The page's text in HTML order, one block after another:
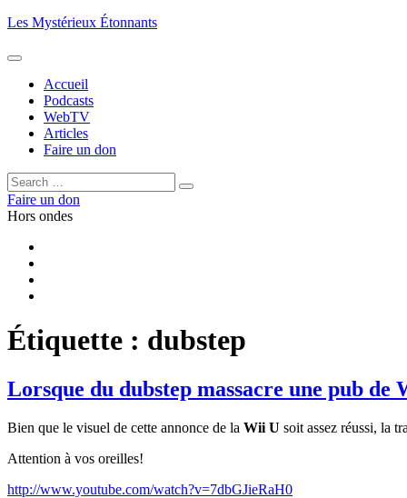
Aller
contenu
Les Mystérieux Étonnants
Accueil
Podcasts
WebTV
Articles
Faire un don
Rechercher :
Rechercher
Faire un don
Hors ondes
Étiquette : dubstep
Lorsque du dubstep massacre une pub de
Bien que le visuel de cette annonce de la Wii U soit assez réussi, la
Attention à vos oreilles!
http://www.youtube.com/watch?v=7dbGJieRaH0